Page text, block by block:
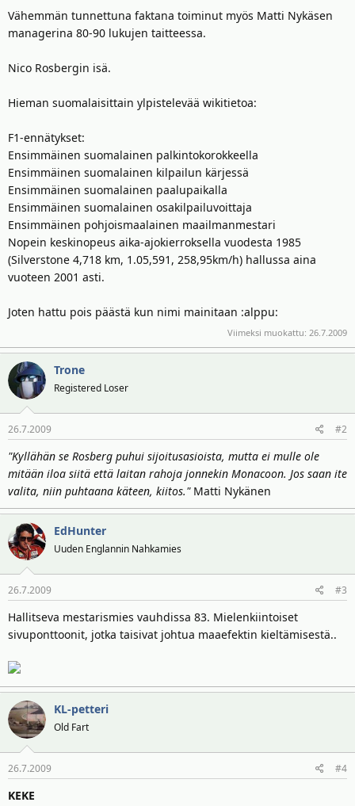
a
Vähemmän tunnettuna faktana toiminut myös Matti Nykäsen
managerina 80-90 lukujen taitteessa.
Nico Rosbergin isä.
Hieman suomalaisittain ylpistelevää wikitietoa:
F1-ennätykset:
Ensimmäinen suomalainen palkintokorokkeella
Ensimmäinen suomalainen kilpailun kärjessä
Ensimmäinen suomalainen paalupaikalla
Ensimmäinen suomalainen osakilpailuvoittaja
Ensimmäinen pohjoismaalainen maailmanmestari
Nopein keskinopeus aika-ajokierroksella vuodesta 1985
(Silverstone 4,718 km, 1.05,591, 258,95km/h) hallussa aina
vuoteen 2001 asti.
Joten hattu pois päästä kun nimi mainitaan :alppu:
Viimeksi muokattu: 26.7.2009
Trone
Registered Loser
26.7.2009 #2
"Kyllähän se Rosberg puhui sijoitusasioista, mutta ei mulle ole
mitään iloa siitä että laitan rahoja jonnekin Monacoon. Jos saan ite
valita, niin puhtaana käteen, kiitos."Matti Nykänen
EdHunter
Uuden Englannin Nahkamies
26.7.2009 #3
Hallitseva mestarismies vauhdissa 83. Mielenkiintoiset
sivuponttoonit, jotka taisivat johtua maaefektin kieltämisestä..
KL-petteri
Old Fart
26.7.2009 #4
KEKE